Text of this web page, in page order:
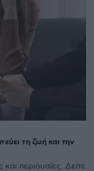
τη ζωή και την
περιουσίες. Δείτε